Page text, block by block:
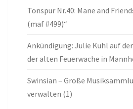
Tonspur Nr.40: Mane and
(maf #499)“
Ankündigung: Julie Kuhl auf
der alten Feuerwache in
Swinsian – Große
verwalten (1)